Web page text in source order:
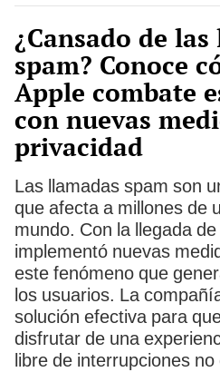
¿Cansado de
spam? Conoce
Apple combate
con nuevas
privacidad
Las llamadas spam son
que afecta a millones de
mundo. Con la llegada
implementó nuevas
este fenómeno que
los usuarios. La
solución efectiva para
disfrutar de una
libre de interrupciones no